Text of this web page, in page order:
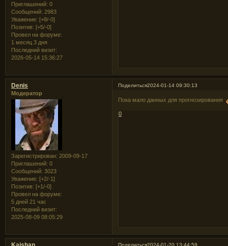
Приглашений: 0
Сообщений: 2983
Уважение: [+8/-0]
Позитив: [+5/-0]
Провел на форуме:
1 месяц 3 дня
Последний визит:
2026-05-14 15:36:27
Поделиться2024-01-14 09:30:13
Denis
Модератор
Зарегистрирован: 2009-09-17
Приглашений: 0
Сообщений: 3023
Уважение: [+2/-1]
Позитив: [+1/-0]
Провел на форуме:
5 дней 21 час
Последний визит:
2025-08-09 08:05:29
Пока мало данных для прогнозирования
0
Поделиться2024-01-20 13:44:59